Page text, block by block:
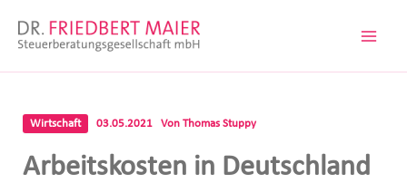
Inhalt
Wirtschaft 03.05.2021 Von Thomas Stuppy
Arbeitskosten in Deutschland